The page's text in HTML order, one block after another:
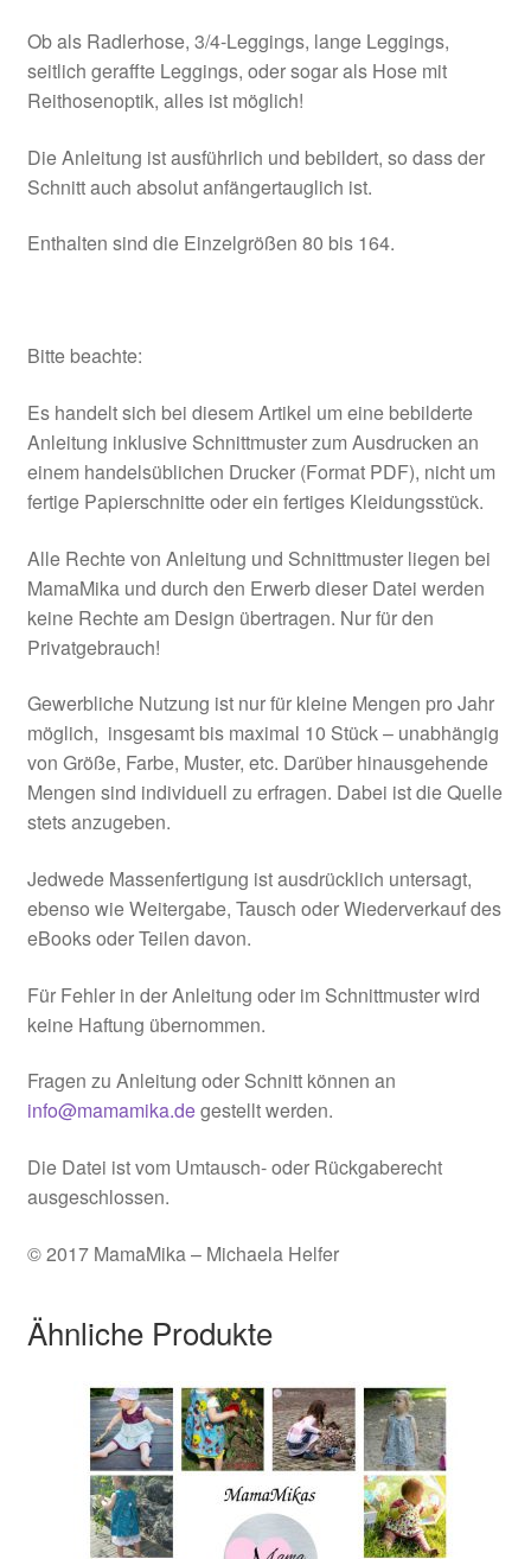
Ob als Radlerhose, 3/4-Leggings, lange Leggings,
seitlich geraffte Leggings, oder sogar als Hose mit
Reithosenoptik, alles ist möglich!
Die Anleitung ist ausführlich und bebildert, so dass der
Schnitt auch absolut anfängertauglich ist.
Enthalten sind die Einzelgrößen 80 bis 164.
Bitte beachte:
Es handelt sich bei diesem Artikel um eine bebilderte
Anleitung inklusive Schnittmuster zum Ausdrucken an
einem handelsüblichen Drucker (Format PDF), nicht um
fertige Papierschnitte oder ein fertiges Kleidungsstück.
Alle Rechte von Anleitung und Schnittmuster liegen bei
MamaMika und durch den Erwerb dieser Datei werden
keine Rechte am Design übertragen. Nur für den
Privatgebrauch!
Gewerbliche Nutzung ist nur für kleine Mengen pro Jahr
möglich, insgesamt bis maximal 10 Stück – unabhängig
von Größe, Farbe, Muster, etc. Darüber hinausgehende
Mengen sind individuell zu erfragen. Dabei ist die Quelle
stets anzugeben.
Jedwede Massenfertigung ist ausdrücklich untersagt,
ebenso wie Weitergabe, Tausch oder Wiederverkauf des
eBooks oder Teilen davon.
Für Fehler in der Anleitung oder im Schnittmuster wird
keine Haftung übernommen.
Fragen zu Anleitung oder Schnitt können an
info@mamamika.degestellt werden.
Die Datei ist vom Umtausch- oder Rückgaberecht
ausgeschlossen.
© 2017 MamaMika – Michaela Helfer
Ähnliche Produkte